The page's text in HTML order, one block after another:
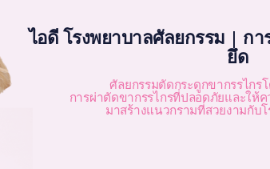
ไอดี โรงพยาบาลศัลยกรรม | ก
ยึด
ศัลยกรรมตัดกระดูกขากรรไกร
การผ่าตัดขากรรไกรที่ปลอดภัยและให้
มาสร้างแนวกรามที่สวยงามกับ